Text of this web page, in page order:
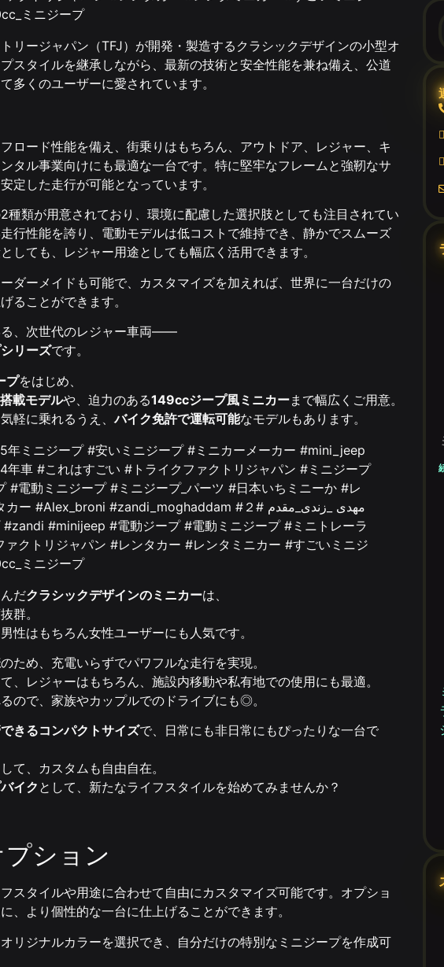
リージャパン（TFJ）が開発・製造するクラシックデザインの小型オ
スタイルを継承しながら、最新の技術と安全性能を兼ね備え、公道
多くのユーザーに愛されています。
ロード性能を備え、街乗りはもちろん、アウトドア、レジャー、キ
タル事業向けにも最適な一台です。特に堅牢なフレームと強靭なサ
定した走行が可能となっています。
種類が用意されており、環境に配慮した選択肢としても注目されてい
行性能を誇り、電動モデルは低コストで維持でき、静かでスムーズ
しても、レジャー用途としても幅広く活用できます。
ダーメイドも可能で、カスタマイズを加えれば、世界に一台だけの
ることができます。
る、次世代のレジャー車両――
リーズです。
プをはじめ、
載モデルや、迫力のある149ccジープ風ミニカーまで幅広くご用意。
軽に乗れるうえ、バイク免許で運転可能なモデルもあります。
だクラシックデザインのミニカーは、
群。
性はもちろん女性ユーザーにも人気です。
のため、充電いらずでパワフルな走行を実現。
、レジャーはもちろん、施設内移動や私有地での使用にも最適。
ので、家族やカップルでのドライブにも◎。
きるコンパクトサイズで、日常にも非日常にもぴったりな一台で
て、カスタムも自由自在。
イクとして、新たなライフスタイルを始めてみませんか？
ション
スタイルや用途に合わせて自由にカスタマイズ可能です。オプショ
、より個性的な一台に仕上げることができます。
オリジナルカラーを選択でき、自分だけの特別なミニジープを作成可